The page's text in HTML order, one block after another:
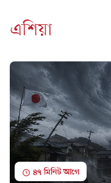
এশিয়া
৪৭ মিনিট আগে